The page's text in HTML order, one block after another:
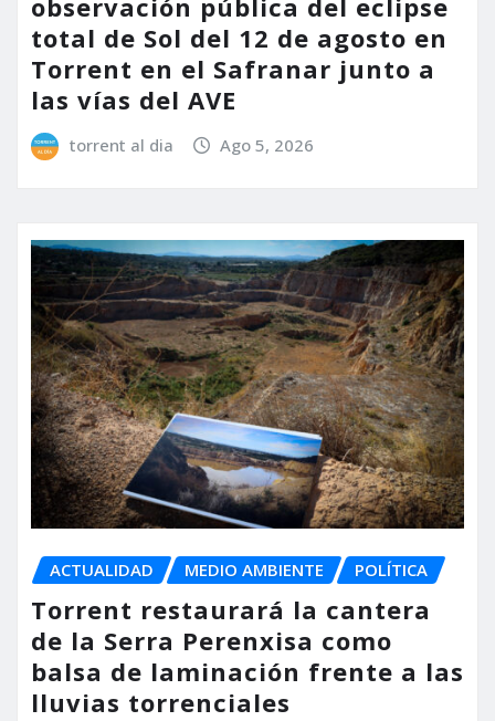
total de Sol del 12 de agosto en
Torrent en el Safranar junto a
las vías del AVE
torrent al dia Ago 5, 2026
ACTUALIDAD MEDIO AMBIENTE POLÍTICA
Torrent restaurará la cantera
de la Serra Perenxisa como
balsa de laminación frente a las
lluvias torrenciales